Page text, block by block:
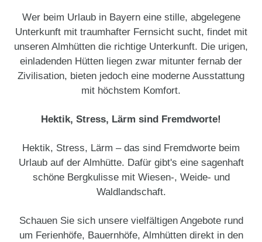
Wer beim Urlaub in Bayern eine stille, abgelegene
Unterkunft mit traumhafter Fernsicht sucht, findet mit
unseren Almhütten die richtige Unterkunft. Die urigen,
einladenden Hütten liegen zwar mitunter fernab der
Zivilisation, bieten jedoch eine moderne Ausstattung
mit höchstem Komfort.
Hektik, Stress, Lärm sind Fremdworte!
Hektik, Stress, Lärm – das sind Fremdworte beim
Urlaub auf der Almhütte. Dafür gibt's eine sagenhaft
schöne Bergkulisse mit Wiesen-, Weide- und
Waldlandschaft.
Schauen Sie sich unsere vielfältigen Angebote rund
um Ferienhöfe, Bauernhöfe, Almhütten direkt in den